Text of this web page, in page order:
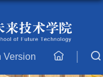
Version
主